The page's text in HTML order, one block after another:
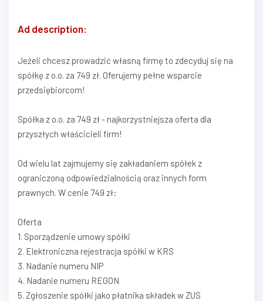
Ad description:
Jeżeli chcesz prowadzić własną firmę to zdecyduj się na
spółkę z o.o. za 749 zł. Oferujemy pełne wsparcie
przedsiębiorcom!
Spółka z o.o. za 749 zł - najkorzystniejsza oferta dla
przyszłych właścicieli firm!
Od wielu lat zajmujemy się zakładaniem spółek z
ograniczoną odpowiedzialnością oraz innych form
prawnych. W cenie 749 zł:
Oferta
1. Sporządzenie umowy spółki
2. Elektroniczna rejestracja spółki w KRS
3. Nadanie numeru NIP
4. Nadanie numeru REGON
5. Zgłoszenie spółki jako płatnika składek w ZUS